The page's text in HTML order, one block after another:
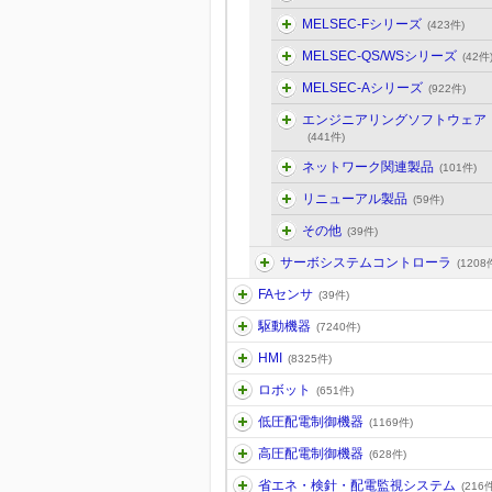
MELSEC-Fシリーズ (423件)
MELSEC-QS/WSシリーズ (42件)
MELSEC-Aシリーズ (922件)
エンジニアリングソフトウェア
(441件)
ネットワーク関連製品 (101件)
リニューアル製品 (59件)
その他 (39件)
サーボシステムコントローラ (1208
FAセンサ (39件)
駆動機器 (7240件)
HMI (8325件)
ロボット (651件)
低圧配電制御機器 (1169件)
高圧配電制御機器 (628件)
省エネ・検針・配電監視システム (216